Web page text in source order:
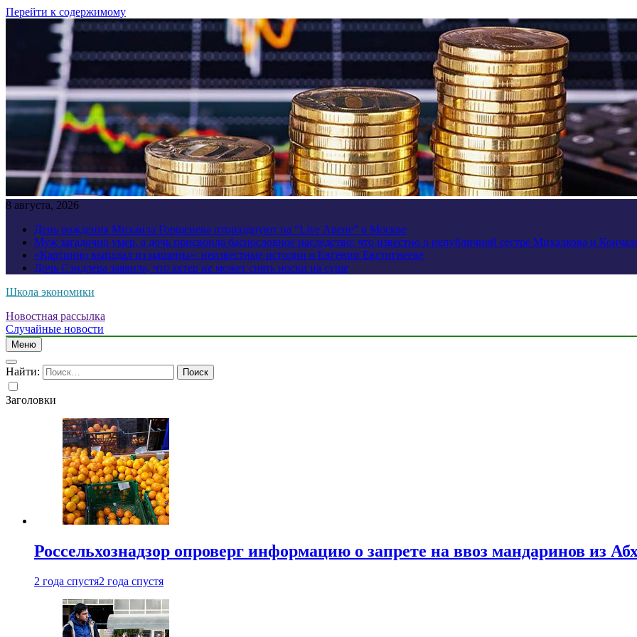
Перейти к содержимому
8 августа, 2026
День рождения Михаила Горшенева отпразднуют на “Live Арене” в Москве
Муж загадочно умер, а дочь присвоила баснословное наследство: что известно о непубличной сестре Михалкова и
«Картинно выпадал из машины»: неизвестные истории о Евгении Евстигнееве
Дочь Сэндлера заявила, что актер не может снять носки на суше
Школа экономики
Новостная рассылка
Случайные новости
Меню
Найти:
Заголовки
Россельхознадзор опроверг информацию о запрете на ввоз мандаринов из
2 года спустя2 года спустя